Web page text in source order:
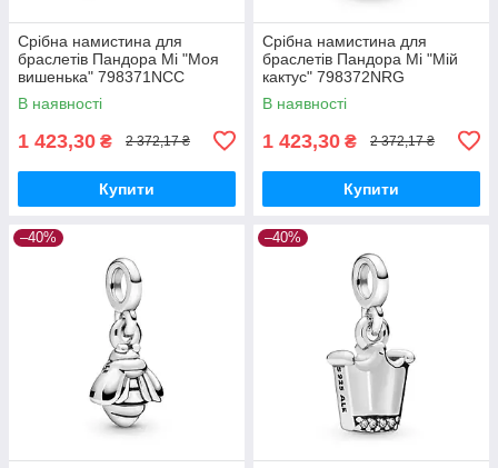
Срібна намистина для
браслетів Пандора Мі "Моя
вишенька" 798371NCC
MasterSem
В наявності
1 423,30 ₴ 2 372,17 ₴
Купити
Срібна намистина для
браслетів Пандора Мі "Мій
кактус" 798372NRG
MasterSem
В наявності
1 423,30 ₴ 2 372,17 ₴
Купити
–40% –40%